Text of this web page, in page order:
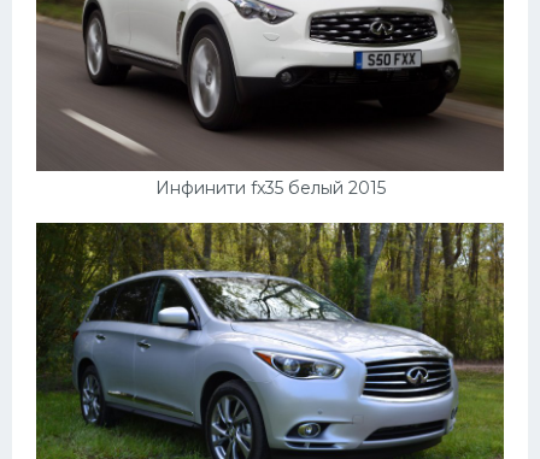
Инфинити fx35 белый 2015